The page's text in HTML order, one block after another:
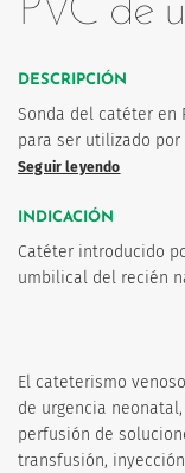
PVC de
DESCRIPCIÓN
Sonda del catéter en
para ser utilizado
Seguir leyendo
INDICACIÓN
Catéter introducido
umbilical del recién
El cateterismo
de urgencia
perfusión de
transfusión,